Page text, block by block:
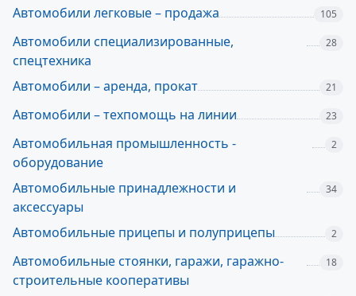
Автомобили легковые – продажа 105
Автомобили специализированные,
спецтехника
28
Автомобили – аренда, прокат 21
Автомобили – техпомощь на линии 23
Автомобильная промышленность -
оборудование
2
Автомобильные принадлежности и
аксессуары
34
Автомобильные прицепы и полуприцепы 2
Автомобильные стоянки, гаражи, гаражно-
строительные кооперативы
18